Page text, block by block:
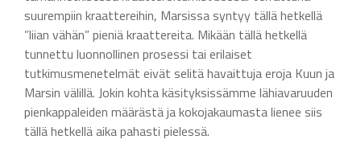
suurempiin kraattereihin, Marsissa syntyy tällä hetkellä
”liian vähän” pieniä kraattereita. Mikään tällä hetkellä
tunnettu luonnollinen prosessi tai erilaiset
tutkimusmenetelmät eivät selitä havaittuja eroja Kuun ja
Marsin välillä. Jokin kohta käsityksissämme lähiavaruuden
pienkappaleiden määrästä ja kokojakaumasta lienee siis
tällä hetkellä aika pahasti pielessä.